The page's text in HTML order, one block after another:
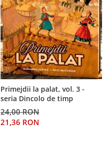
Primejdii la palat, vol. 3 -
seria Dincolo de timp
24,00 RON
21,36 RON